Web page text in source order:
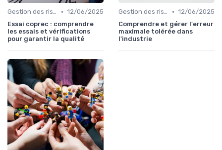
Gestion des risques • 12/06/2025
Essai coprec : comprendre
les essais et vérifications
pour garantir la qualité
Gestion des risques • 12/06/2025
Comprendre et gérer l'erreur
maximale tolérée dans
l'industrie